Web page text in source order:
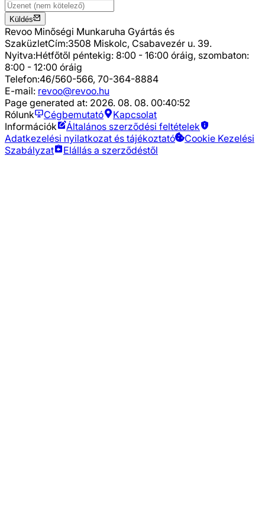
Küldés
Revoo Minőségi Munkaruha Gyártás és
SzaküzletCím:3508 Miskolc, Csabavezér u. 39.
Nyitva:Hétfőtől péntekig: 8:00 - 16:00 óráig, szombaton:
8:00 - 12:00 óráig
Telefon:46/560-566, 70-364-8884
E-mail: revoo@revoo.hu
Page generated at: 2026. 08. 08. 00:40:52
Rólunk
Cégbemutató
Kapcsolat
Információk
Általános szerződési feltételek
Adatkezelési nyilatkozat és tájékoztató
Cookie Kezelési
Szabályzat
Elállás a szerződéstől